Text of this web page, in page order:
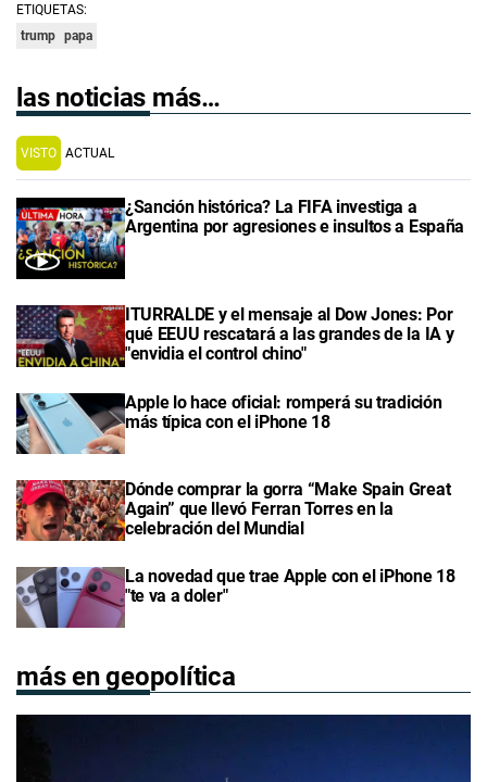
ETIQUETAS:
trump papa
las noticias más…
VISTO ACTUAL
¿Sanción histórica? La FIFA investiga a
Argentina por agresiones e insultos a España
ITURRALDE y el mensaje al Dow Jones: Por
qué EEUU rescatará a las grandes de la IA y
"envidia el control chino"
Apple lo hace oficial: romperá su tradición
más típica con el iPhone 18
Dónde comprar la gorra “Make Spain Great
Again” que llevó Ferran Torres en la
celebración del Mundial
La novedad que trae Apple con el iPhone 18
"te va a doler"
más en geopolítica